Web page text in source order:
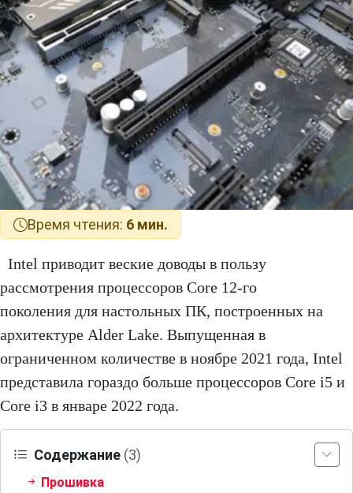
Время чтения: 6 мин.
Intel приводит веские доводы в пользу
рассмотрения процессоров Core 12-го
поколения для настольных ПК, построенных на
архитектуре Alder Lake. Выпущенная в
ограниченном количестве в ноябре 2021 года, Intel
представила гораздо больше процессоров Core i5 и
Core i3 в январе 2022 года.
Содержание (3)
Прошивка